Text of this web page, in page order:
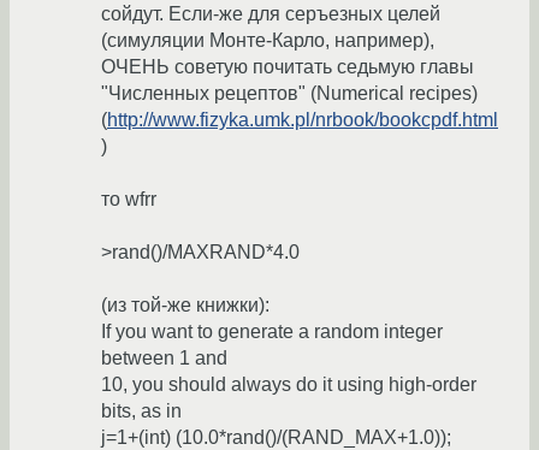
сойдут. Если-же для серъезных целей
(симуляции Монте-Карло, например),
ОЧЕНЬ советую почитать седьмую главы
"Численных рецептов" (Numerical recipes)
(http://www.fizyka.umk.pl/nrbook/bookcpdf.html
)
то wfrr
>rand()/MAXRAND*4.0
(из той-же книжки):
If you want to generate a random integer
between 1 and
10, you should always do it using high-order
bits, as in
j=1+(int) (10.0*rand()/(RAND_MAX+1.0));